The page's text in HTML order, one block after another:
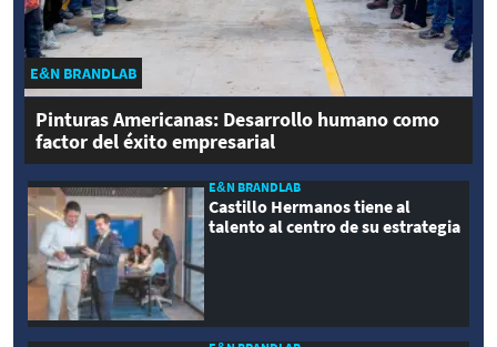
E&N BRANDLAB
Pinturas Americanas: Desarrollo humano como
factor del éxito empresarial
E&N BRANDLAB
Castillo Hermanos tiene al
talento al centro de su estrategia